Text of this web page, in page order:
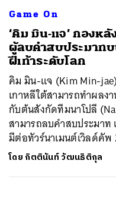
Game On
‘คิม มิน-แจ’ กองห
ผู้ลบคำสบประมาท
ฝีเท้าระดับโลก
คิม มิน-แจ (Kim Min-
เกาหลีใต้สามารถทำผล
กับต้นสังกัดทีมนาโปลี
สามารถลบคำสบประมาท
มีต่อทัวร์นาเมนต์เวิลด์คัพ
โดย กิตตินันท์ วัฒนธิติกุล